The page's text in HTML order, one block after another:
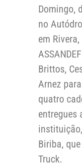
Domingo,
no
em
Brittos,
Arnez
quatro
entregues
Biriba,
Truck.